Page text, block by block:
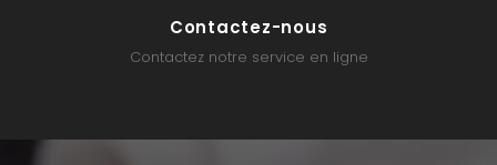
Contactez-nous
Contactez notre service en ligne